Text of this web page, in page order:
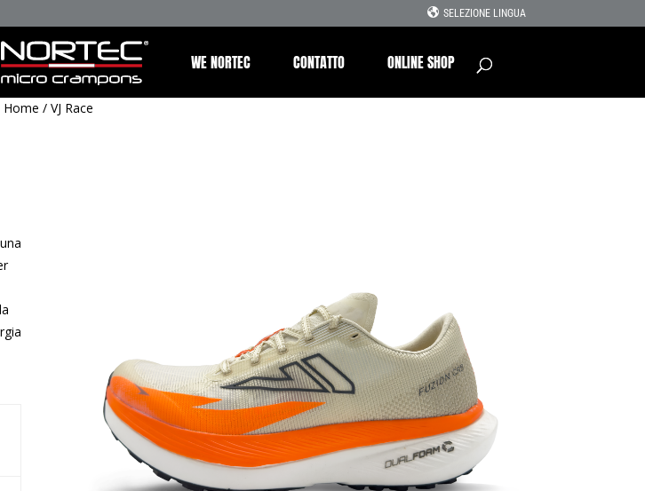
SELEZIONE LINGUA
WE NORTEC CONTATTO ONLINE SHOP
Home / VJ Race